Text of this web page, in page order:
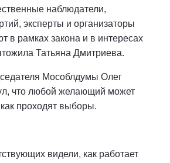
наблюдатели,
эксперты и организаторы
в рамках закона и в интересах
Татьяна Дмитриева.
Мособлдумы Олег
что любой желающий может
проходят выборы.
видели, как работает